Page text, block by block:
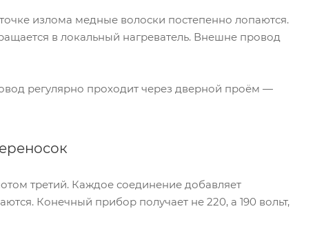
излома медные волоски постепенно лопаются.
в локальный нагреватель. Внешне провод
регулярно проходит через дверной проём —
третий. Каждое соединение добавляет
Конечный прибор получает не 220, а 190 вольт,